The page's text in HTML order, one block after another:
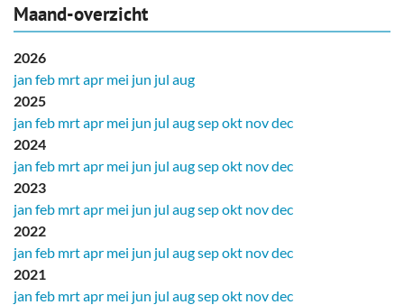
Maand-overzicht
2026
jan feb mrtapr mei jun jul aug
2025
jan feb mrtapr mei jun jul augsepokt novdec
2024
jan feb mrtapr mei jun jul augsepokt novdec
2023
jan feb mrtapr mei jun jul augsepokt novdec
2022
jan feb mrtapr mei jun jul augsepokt novdec
2021
jan feb mrtapr mei jun jul augsepokt novdec